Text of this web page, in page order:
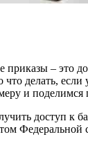
– это
делать, если
и
доступ к